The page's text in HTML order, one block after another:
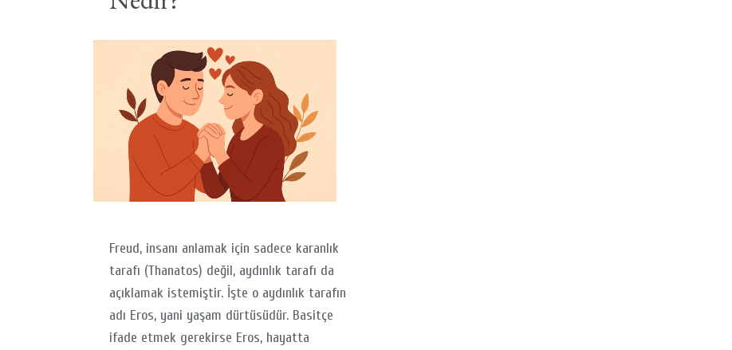
Freud, insanı anlamak için sadece karanlık
tarafı (Thanatos) değil, aydınlık tarafı da
açıklamak istemiştir. İşte o aydınlık tarafın
adı Eros, yani yaşam dürtüsüdür. Basitçe
ifade etmek gerekirse Eros, hayatta